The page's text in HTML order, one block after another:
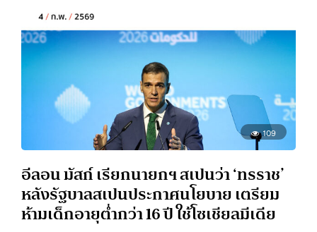
109
อีลอน มัสก์ เรียกนายกฯ สเปนว่า ‘ทรราช’
หลังรัฐบาลสเปนประกาศนโยบาย เตรียม
ห้ามเด็กอายุต่ำกว่า 16 ปี ใช้โซเชียลมีเดีย